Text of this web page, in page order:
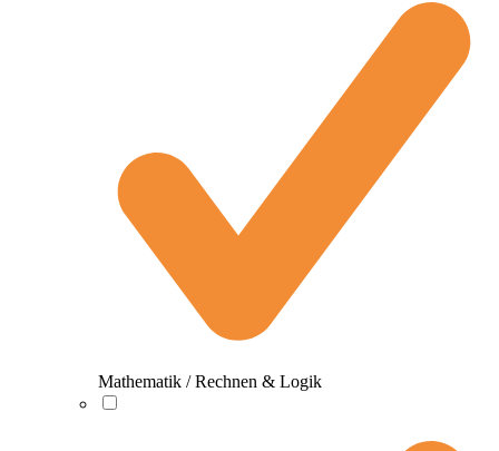
Mathematik / Rechnen & Logik